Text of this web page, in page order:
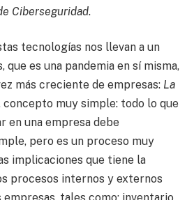
Ciberseguridad.
tecnologías nos llevan a un
que es una pandemia en sí misma,
más creciente de empresas: La
concepto muy simple: todo lo que
en una empresa debe
pero es un proceso muy
implicaciones que tiene la
procesos internos y externos